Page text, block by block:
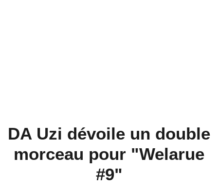
DA Uzi dévoile un double
morceau pour "Welarue
#9"